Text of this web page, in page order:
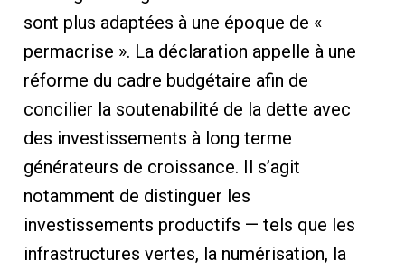
sont plus adaptées à une époque de «
permacrise ». La déclaration appelle à une
réforme du cadre budgétaire afin de
concilier la soutenabilité de la dette avec
des investissements à long terme
générateurs de croissance. Il s’agit
notamment de distinguer les
investissements productifs — tels que les
infrastructures vertes, la numérisation, la